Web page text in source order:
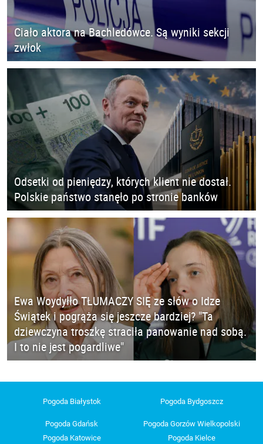
Ciało aktora na Bachledówce. Są wyniki sekcji
zwłok
Odsetki od pieniędzy, których klient nie dostał.
Polskie państwo stanęło po stronie banków
Ewa Woydyłło TŁUMACZY SIĘ ze słów o Idze
Świątek i pogrąża się jeszcze bardziej? "Ta
dziewczyna troszkę straciła panowanie nad sobą.
I to nie jest pogardliwe"
Pogoda Białystok Pogoda Bydgoszcz
Pogoda Gdańsk
Pogoda Gorzów Wielkopolski
Pogoda Katowice
Pogoda Kielce